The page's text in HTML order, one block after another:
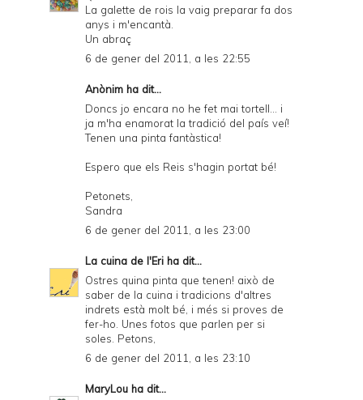
La galette de rois la vaig preparar fa dos
anys i m'encantà.
Un abraç
6 de gener del 2011, a les 22:55
Anònim ha dit...
Doncs jo encara no he fet mai tortell... i
ja m'ha enamorat la tradició del país veí!
Tenen una pinta fantàstica!
Espero que els Reis s'hagin portat bé!
Petonets,
Sandra
6 de gener del 2011, a les 23:00
La cuina de l'Eri ha dit...
Ostres quina pinta que tenen! això de
saber de la cuina i tradicions d'altres
indrets està molt bé, i més si proves de
fer-ho. Unes fotos que parlen per si
soles. Petons,
6 de gener del 2011, a les 23:10
MaryLou ha dit...